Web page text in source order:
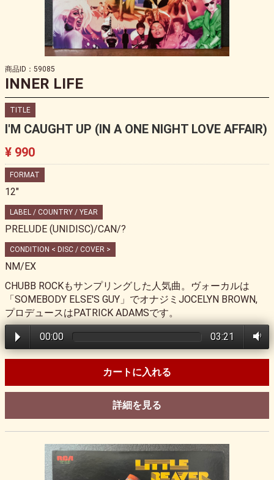
商品ID：59085
INNER LIFE
TITLE
I'M CAUGHT UP (IN A ONE NIGHT LOVE AFFAIR)
¥ 990
FORMAT
12"
LABEL / COUNTRY / YEAR
PRELUDE (UNIDISC)/CAN/?
CONDITION < DISC / COVER >
NM/EX
CHUBB ROCKもサンプリングした人気曲。ヴォーカルは
「SOMEBODY ELSE'S GUY」でオナジミJOCELYN BROWN,
プロデュースはPATRICK ADAMSです。
00:00 03:21
カートに入れる
詳細を見る